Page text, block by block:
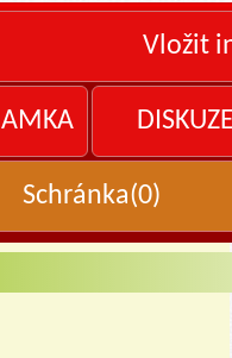
Vložit
Schránka(0)